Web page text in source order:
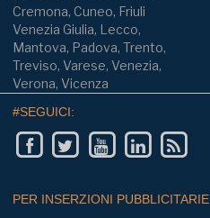
Cremona, Cuneo, Friuli
Venezia Giulia, Lecco,
Mantova, Padova, Trento,
Treviso, Varese, Venezia,
Verona, Vicenza
#SEGUICI:
PER INSERZIONI PUBBLICITARIE